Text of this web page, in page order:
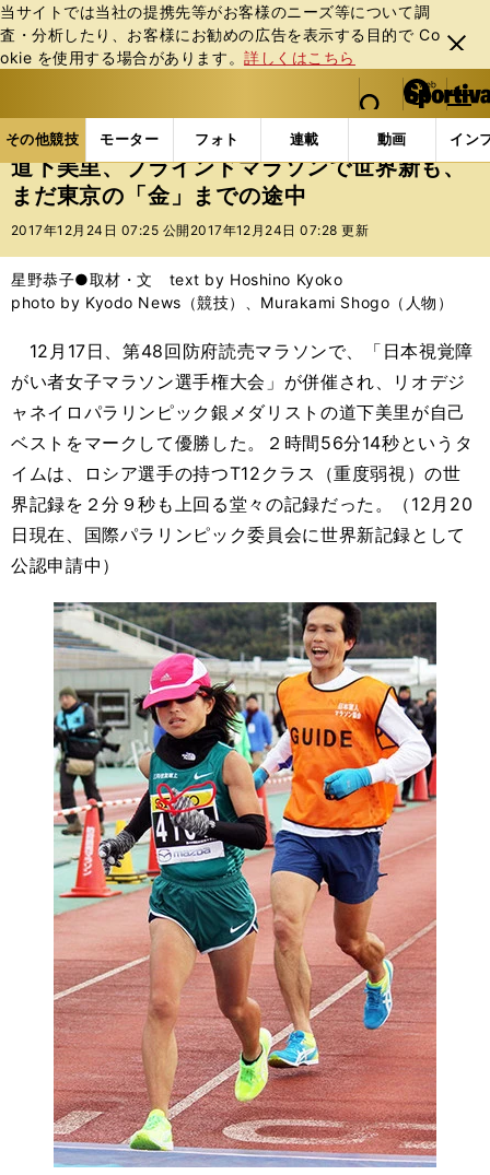
当サイトでは当社の提携先等がお客様のニーズ等について調
査・分析したり、お客様にお勧めの広告を表⽰する⽬的で Co
okie を使⽤する場合があります。詳しくはこちら
閉じ
る
web Sportiva (webスポルティーバ)
検索
マイペ
ー
ジ
メニュ
その他競技 モーター フォト 連載 動画 イン
ス
ポ
ル
バ
その他競技の記事一覧 パラスポーツ 道下美里、ブ
道下美里、ブラインドマラソンで世界新も、
まだ東京の「金」までの途中
2017年12月24日 07:25 公開 2017年12月24日 07:28 更新
星野恭子●取材・文 text by Hoshino Kyoko
photo by Kyodo News（競技）、Murakami Shogo（人物）
12月17日、第48回防府読売マラソンで、「日本視覚障
がい者女子マラソン選手権大会」が併催され、リオデジ
ャネイロパラリンピック銀メダリストの道下美里が自己
ベストをマークして優勝した。２時間56分14秒というタ
イムは、ロシア選手の持つT12クラス（重度弱視）の世
界記録を２分９秒も上回る堂々の記録だった。（12月20
日現在、国際パラリンピック委員会に世界新記録として
公認申請中）